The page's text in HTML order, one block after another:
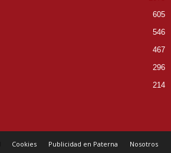
605
546
467
296
214
Cookies Publicidad en Paterna Nosotros